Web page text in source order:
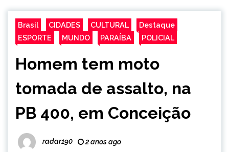
Brasil CIDADES CULTURAL
Destaque
ESPORTE
MUNDO PARAÍBA POLICIAL
Homem tem moto
tomada de assalto, na
PB 400, em Conceição
radar190 2 anos ago